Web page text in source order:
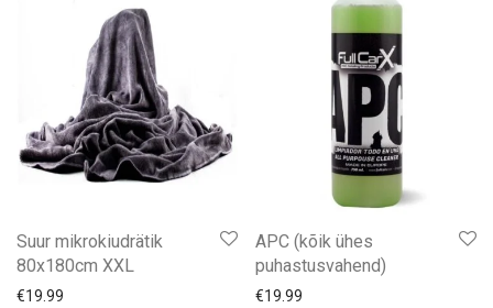
Suur mikrokiudrätik
80x180cm XXL
€19.99
APC (kõik ühes
puhastusvahend)
€19.99